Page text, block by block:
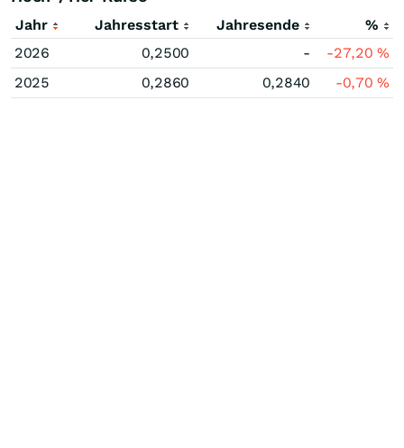
Jahr Jahresstart Jahresende
%
2026
0,2500 - -27,20%
2025
0,2860 0,2840 -0,70%